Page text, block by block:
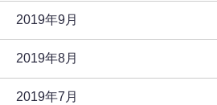
2019年9月
2019年8月
2019年7月